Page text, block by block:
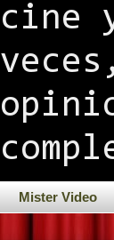
cine
Mister Video